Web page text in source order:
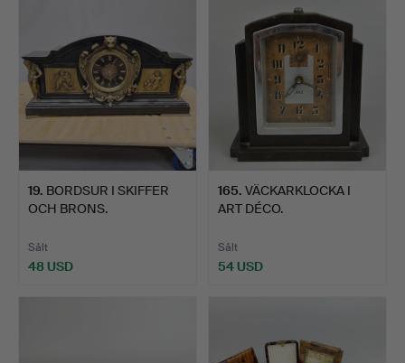
19. BORDSUR I SKIFFER
OCH BRONS.
Sålt
48 USD
165. VÄCKARKLOCKA I
ART DÉCO.
Sålt
54 USD